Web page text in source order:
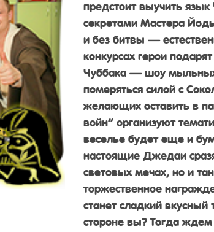
предстоит выучить
секретами Мастера
и без битвы —
конкурсах герои
Чуббака — шоу
померяться силой с
желающих оставить в
войн” организуют
веселье будет еще и
настоящие Джедаи
световых мечах, но и
торжественное
станет сладкий
стороне вы? Тогда